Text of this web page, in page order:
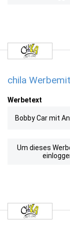
chila
Werbetext
Bobby Car mit
Um dieses